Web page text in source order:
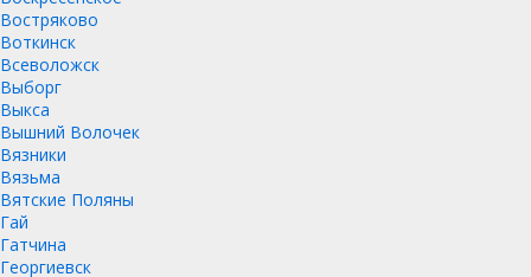
Востряково
Воткинск
Всеволожск
Выборг
Выкса
Вышний Волочек
Вязники
Вязьма
Вятские Поляны
Гай
Гатчина
Георгиевск